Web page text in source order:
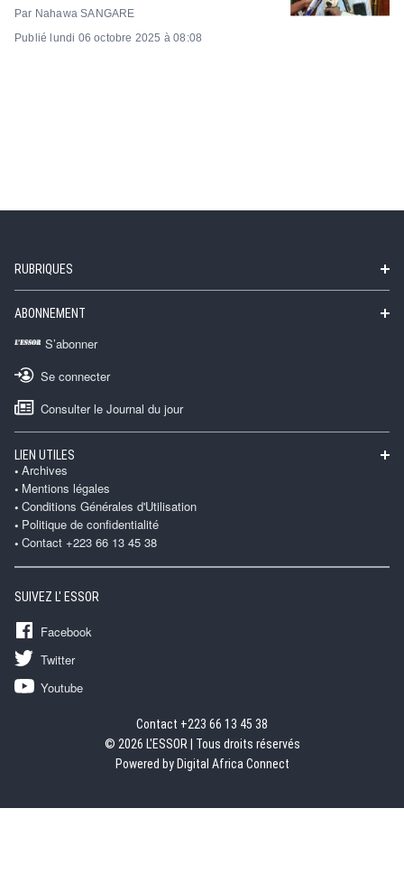
Par Nahawa SANGARE
Publié lundi 06 octobre 2025 à 08:08
RUBRIQUES
ABONNEMENT
S’abonner
Se connecter
Consulter le Journal du jour
LIEN UTILES
Archives
Mentions légales
Conditions Générales d'Utilisation
Politique de confidentialité
Contact +223 66 13 45 38
SUIVEZ L' ESSOR
Facebook
Twitter
Youtube
Contact +223 66 13 45 38
© 2026 L'ESSOR | Tous droits réservés
Powered by Digital Africa Connect